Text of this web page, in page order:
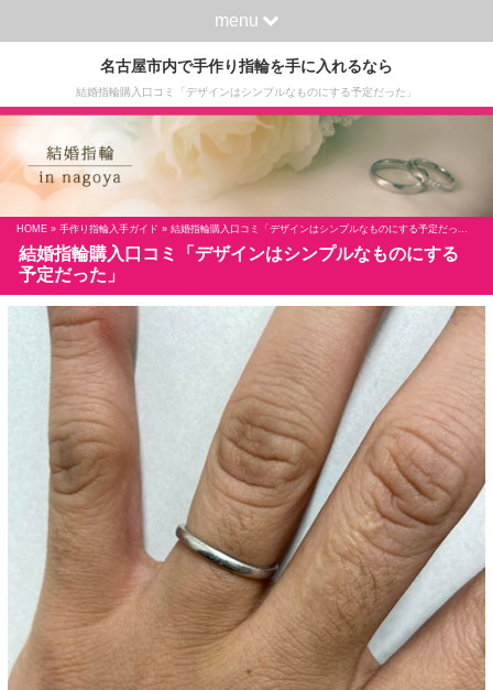
menu
名古屋市内で手作り指輪を手に入れるなら
結婚指輪購入口コミ「デザインはシンプルなものにする予定だった」
HOME » 手作り指輪入手ガイド » 結婚指輪購入口コミ「デザインはシンプルなものにする予定だった」
結婚指輪購入口コミ「デザインはシンプルなものにする
予定だった」